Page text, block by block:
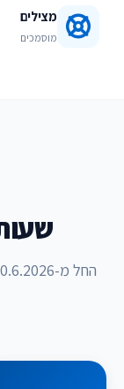
מצילים
מוסמכים
שעות